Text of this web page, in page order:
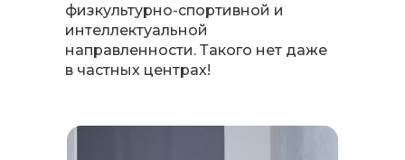
физкультурно-спортивной и
интеллектуальной
направленности. Такого нет даже
в частных центрах!